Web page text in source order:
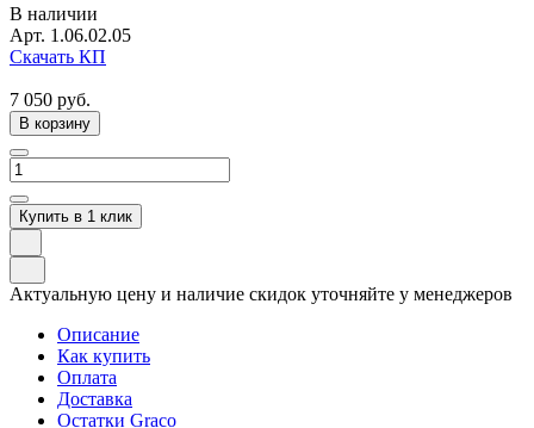
В наличии
Арт. 1.06.02.05
Скачать КП
7 050 руб.
В корзину
Купить в 1 клик
Актуальную цену и наличие скидок уточняйте у менеджеров
Описание
Как купить
Оплата
Доставка
Остатки Graco